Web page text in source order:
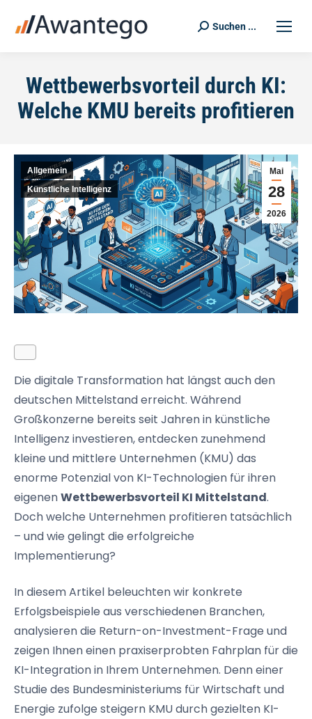
Search:
Suchen ...
Wettbewerbsvorteil durch KI:
Welche KMU bereits profitieren
Mai
28
2026
Allgemein
Künstliche Intelligenz
Die digitale Transformation hat längst auch den
deutschen Mittelstand erreicht. Während
Großkonzerne bereits seit Jahren in künstliche
Intelligenz investieren, entdecken zunehmend
kleine und mittlere Unternehmen (KMU) das
enorme Potenzial von KI-Technologien für ihren
eigenenWettbewerbsvorteil KI Mittelstand.
Doch welche Unternehmen profitieren tatsächlich
– und wie gelingt die erfolgreiche
Implementierung?
In diesem Artikel beleuchten wir konkrete
Erfolgsbeispiele aus verschiedenen Branchen,
analysieren die Return-on-Investment-Frage und
zeigen Ihnen einen praxiserprobten Fahrplan für die
KI-Integration in Ihrem Unternehmen. Denn einer
Studie des Bundesministeriums für Wirtschaft und
Energie zufolge steigern KMU durch gezielten KI-